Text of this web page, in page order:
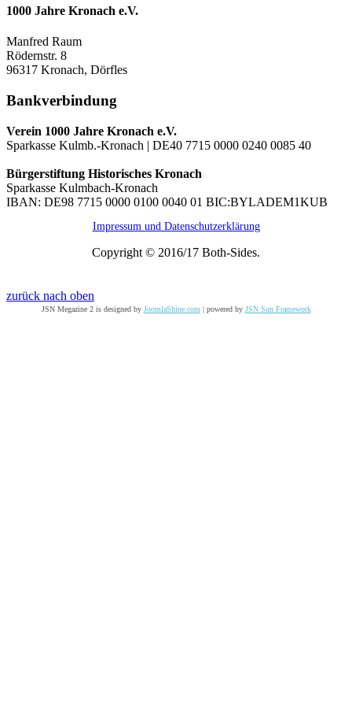
1000 Jahre Kronach e.V.
Manfred Raum
Rödernstr. 8
96317 Kronach, Dörfles
Bankverbindung
Verein 1000 Jahre Kronach e.V.
Sparkasse Kulmb.-Kronach | DE40 7715 0000 0240 0085 40
Bürgerstiftung Historisches Kronach
Sparkasse Kulmbach-Kronach
IBAN: DE98 7715 0000 0100 0040 01 BIC:BYLADEM1KUB
Impressum und Datenschutzerklärung
Copyright © 2016/17 Both-Sides.
zurück nach oben
JSN Megazine 2 is designed by JoomlaShine.com | powered by JSN Sun Framework